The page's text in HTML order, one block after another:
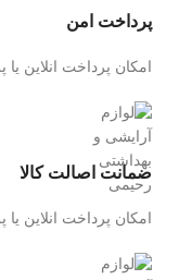
پرداخت امن
امکان پرداخت انلاین
ضمانت اصالت کالا
امکان پرداخت انلاین